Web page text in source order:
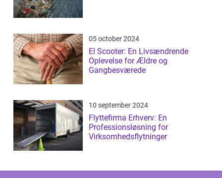
05 october 2024
El Scooter: En Livsændrende
Oplevelse for Ældre og
Gangbesværede
10 september 2024
Flyttefirma Erhverv: En
Professionsløsning for
Virksomhedsflytninger